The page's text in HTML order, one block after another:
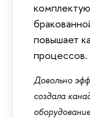
повышает
процессов.
Довольно
создала